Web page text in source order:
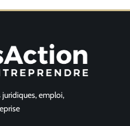
juridiques, emploi,